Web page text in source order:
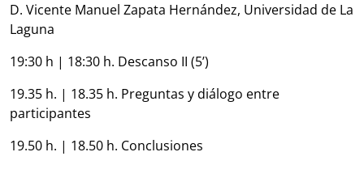
D. Vicente Manuel Zapata Hernández, Universidad de La
Laguna
19:30 h | 18:30 h. Descanso II (5’)
19.35 h. | 18.35 h. Preguntas y diálogo entre
participantes
19.50 h. | 18.50 h. Conclusiones